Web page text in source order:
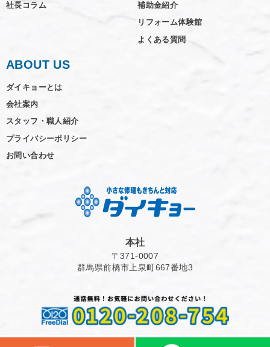
社長コラム
補助金紹介
リフォーム体験館
よくある質問
ABOUT US
ダイキョーとは
会社案内
スタッフ・職人紹介
プライバシーポリシー
お問い合わせ
本社
〒371-0007
群馬県前橋市上泉町667番地3